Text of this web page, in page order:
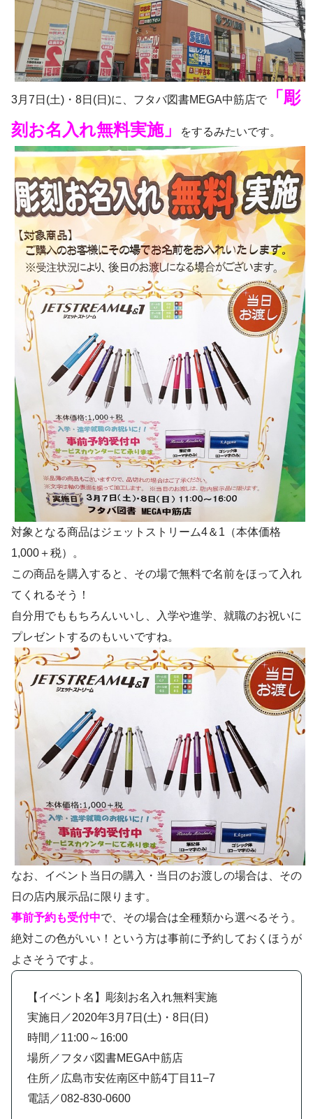
3月7日(土)・8日(日)に、フタバ図書MEGA中筋店で
「彫
刻お名入れ無料実施」
をするみたいです。
対象となる商品はジェットストリーム4＆1（本体価格
1,000＋税）。
この商品を購入すると、その場で無料で名前をほって入れ
てくれるそう！
自分用でももちろんいいし、入学や進学、就職のお祝いに
プレゼントするのもいいですね。
なお、イベント当日の購入・当日のお渡しの場合は、その
日の店内展示品に限ります。
事前予約も受付中で、その場合は全種類から選べるそう。
絶対この色がいい！という方は事前に予約しておくほうが
よさそうですよ。
【イベント名】彫刻お名入れ無料実施
実施日／2020年3月7日(土)・8日(日)
時間／11:00～16:00
場所／フタバ図書MEGA中筋店
住所／広島市安佐南区中筋4丁目11−7
電話／082-830-0600